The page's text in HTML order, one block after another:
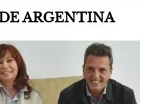
ARGENTINA